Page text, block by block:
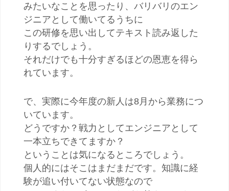
みたいなことを思ったり、バリバリのエン
ジニアとして働いてるうちに
この研修を思い出してテキスト読み返した
りするでしょう。
それだけでも十分すぎるほどの恩恵を得ら
れています。
で、実際に今年度の新人は8月から業務につ
いています。
どうですか？戦力としてエンジニアとして
一本立ちできてますか？
ということは気になるところでしょう。
個人的にはそこはまだまだです。知識に経
験が追い付いてない状態なので